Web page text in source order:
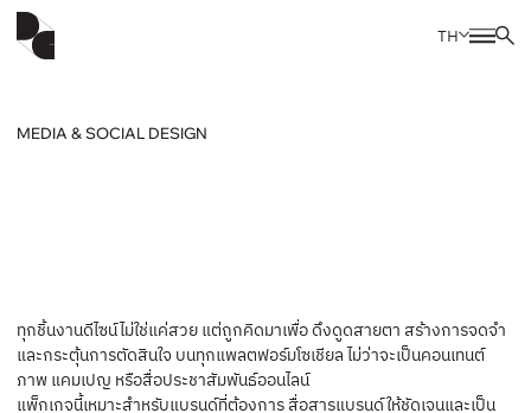
TH
MEDIA & SOCIAL DESIGN
ทุกชิ้นงานดีไซน์ไม่ใช่แค่สวย แต่ถูกคิดมาเพื่อ ดึงดูดสายตา สร้างการจดจำ
และกระตุ้นการตัดสินใจ บนทุกแพลตฟอร์มโซเชียล ไม่ว่าจะเป็นคอนเทนต์
ภาพ แคมเปญ หรือสื่อประชาสัมพันธ์ออนไลน์
แพ็กเกจนี้เหมาะสำหรับแบรนด์ที่ต้องการ สื่อสารแบรนด์ให้ชัดเจนและเป็น